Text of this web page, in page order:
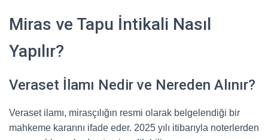
Miras ve Tapu İntikali Nasıl
Yapılır?
Veraset İlamı Nedir ve Nereden Alınır?
Veraset ilamı, mirasçılığın resmi olarak belgelendiği bir
mahkeme kararını ifade eder. 2025 yılı itibarıyla noterlerden